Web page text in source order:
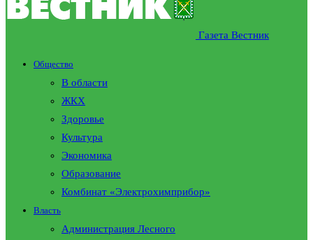
Газета Вестник
Общество
В области
ЖКХ
Здоровье
Культура
Экономика
Образование
Комбинат «Электрохимприбор»
Власть
Администрация Лесного